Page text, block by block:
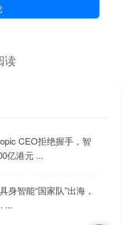
读
CEO拒绝握手，智
亿港元 ...
身智能“国家队”出海，
...